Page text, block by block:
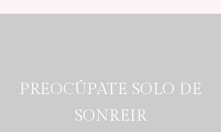
PREOCÚPATE SOLO DE
SONREIR